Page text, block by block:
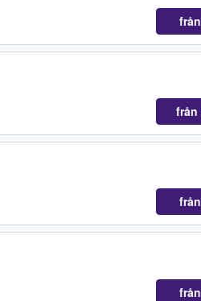
från
från
från
från